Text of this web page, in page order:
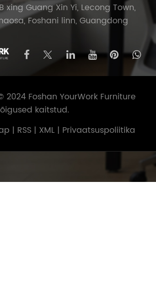
xing Guang Xin Yi, Lecong Town,
Foshani linn, Guangdong
2024 Foshan YourWork Furniture
kaitstud.
| RSS | XML | Privaatsuspoliitika